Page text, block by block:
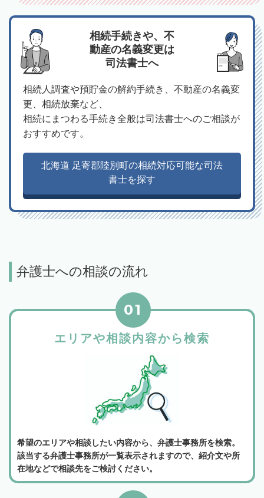
相続手続きや、不
動産の名義変更は
司法書士へ
相続人調査や預貯金の解約手続き、不動産の名義変
更、相続放棄など、
相続にまつわる手続き全般は司法書士へのご相談が
おすすめです。
北海道 足寄郡陸別町の相続対応可能な司法
書士を探す
弁護士への相談の流れ
エリアや相談内容から検索
01
希望のエリアや相談したい内容から、弁護士事務所を検索。
該当する弁護士事務所が一覧表示されますので、紹介文や所
在地などで相談先をご検討ください。